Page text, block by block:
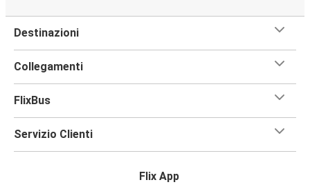
Destinazioni
Collegamenti
FlixBus
Servizio Clienti
Flix App